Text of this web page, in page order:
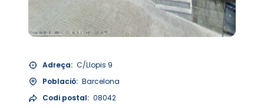
Adreça: C/Llopis 9
Població: Barcelona
Codi postal: 08042